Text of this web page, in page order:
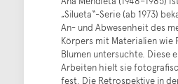
„Silueta“-Serie (ab 1973)
An- und Abwesenheit des
Körpers mit Materialien wie
Blumen untersuchte. Diese
Arbeiten hielt sie
fest. Die Retrospektive in